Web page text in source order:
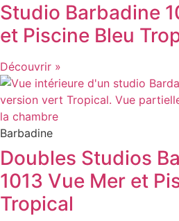
Studio Barbadine
et Piscine Bleu
Découvrir »
Barbadine
Doubles Studios
1013 Vue Mer et
Tropical